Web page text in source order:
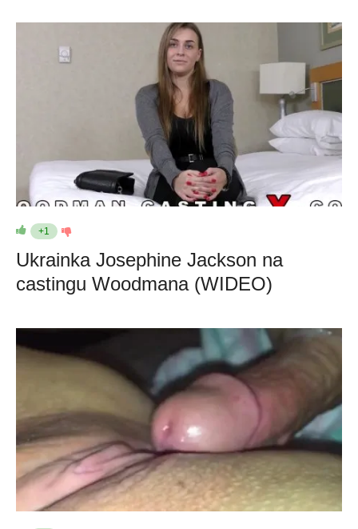
+1
Ukrainka Josephine Jackson na
castingu Woodmana (WIDEO)